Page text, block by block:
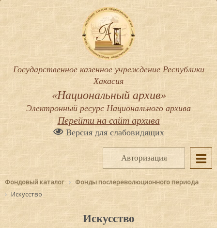
Государственное казенное учреждение Республики
Хакасия
«Национальный архив»
Электронный ресурс Национального архива
Перейти на сайт архива
Версия для слабовидящих
Авторизация
Фондовый каталог
Фонды послереволюционного периода
Искусство
Искусство